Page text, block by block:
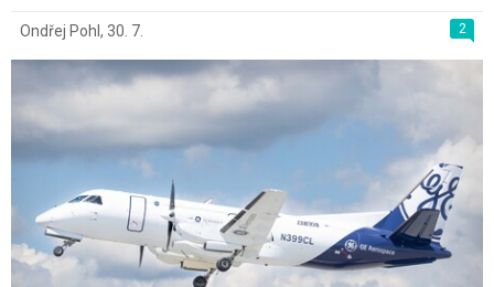
2
Ondřej Pohl , 30. 7.